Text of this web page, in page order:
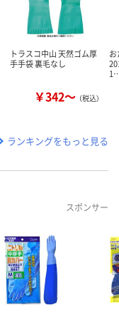
トラスコ中山 天然ゴム厚
手手袋 裏毛なし
￥342～ （税込）
ランキングをもっと見る
スポンサー